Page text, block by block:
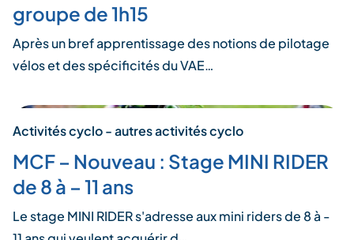
groupe de 1h15
Après un bref apprentissage des notions de pilotage
vélos et des spécificités du VAE…
Activités cyclo - autres activités cyclo
MCF – Nouveau : Stage MINI RIDER
de 8 à – 11 ans
Le stage MINI RIDER s'adresse aux mini riders de 8 à -